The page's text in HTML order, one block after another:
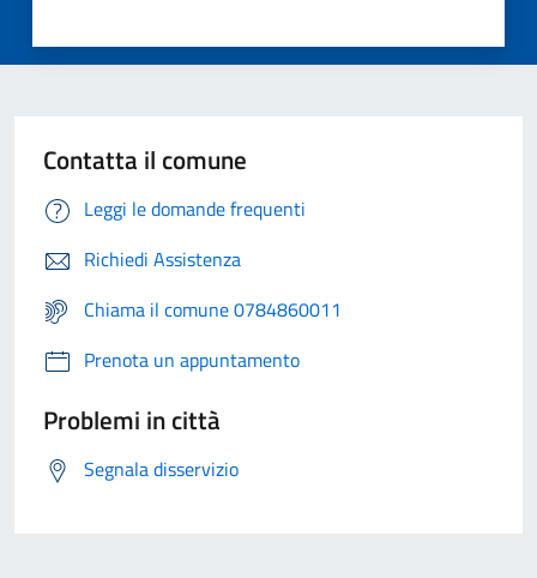
Contatta il comune
Leggi le domande frequenti
Richiedi Assistenza
Chiama il comune 0784860011
Prenota un appuntamento
Problemi in città
Segnala disservizio